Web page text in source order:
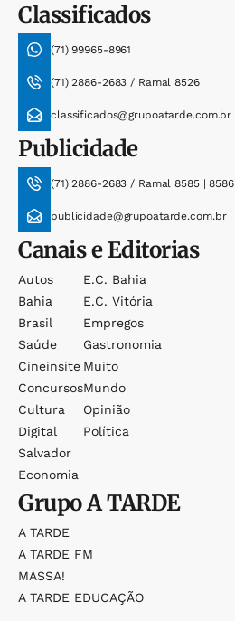
Classificados
(71) 99965-8961
(71) 2886-2683 / Ramal 8526
classificados@grupoatarde.com.br
Publicidade
(71) 2886-2683 / Ramal 8585 | 8586
publicidade@grupoatarde.com.br
Canais e Editorias
Autos
Bahia
Brasil
Saúde
Cineinsite
Concursos
Cultura
Digital
Salvador
Economia
E.c. Bahia
E.c. Vitória
Empregos
Gastronomia
Muito
Mundo
Opinião
Política
GrupoA TARDE
A TARDE
A TARDE FM
MASSA!
A TARDE EDUCAÇÃO